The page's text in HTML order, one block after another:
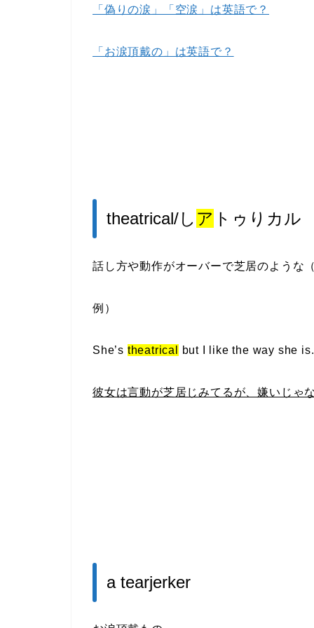
「偽りの涙」「空涙」は英語で？
「お涙頂戴の」は英語で？
theatrical/し ア トゥりカル
話し方や動作がオーバーで芝居のような
例）
She’s theatrical but I like the way she is.
彼女は言動が芝居じみてるが、嫌いじゃな
a tearjerker